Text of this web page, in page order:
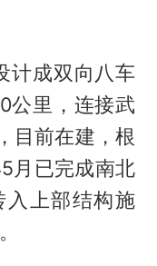
计成双向八车
公里，连接武
目前在建，根
月已完成南北
入上部结构施